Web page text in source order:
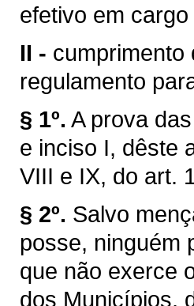
efetivo em cargo
II - cumprimento
regulamento
§ 1º. A prova
e inciso I, dêste
VIII e IX, do art.
§ 2º. Salvo
posse, ninguém
que não exerce
dos Municípios,